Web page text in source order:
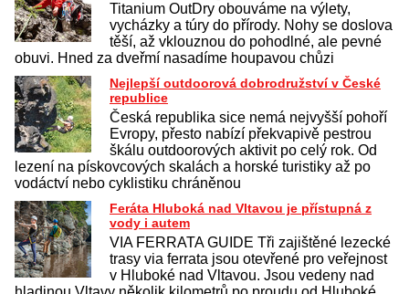
Titanium OutDry obouváme na výlety,
vycházky a túry do přírody. Nohy se doslova
těší, až vklouznou do pohodlné, ale pevné
obuvi. Hned za dveřmí nasadíme houpavou chůzi
Nejlepší outdoorová dobrodružství v České
republice
Česká republika sice nemá nejvyšší pohoří
Evropy, přesto nabízí překvapivě pestrou
škálu outdoorových aktivit po celý rok. Od
lezení na pískovcových skalách a horské turistiky až po
vodáctví nebo cyklistiku chráněnou
Feráta Hluboká nad Vltavou je přístupná z
vody i autem
VIA FERRATA GUIDE Tři zajištěné lezecké
trasy via ferrata jsou otevřené pro veřejnost
v Hluboké nad Vltavou. Jsou vedeny nad